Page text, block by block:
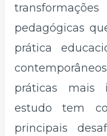
pedagógicas
prática
práticas mais
estudo tem
principais